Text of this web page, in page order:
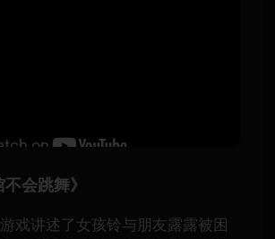
会跳舞》
戏讲述了女孩铃与朋友露露被困